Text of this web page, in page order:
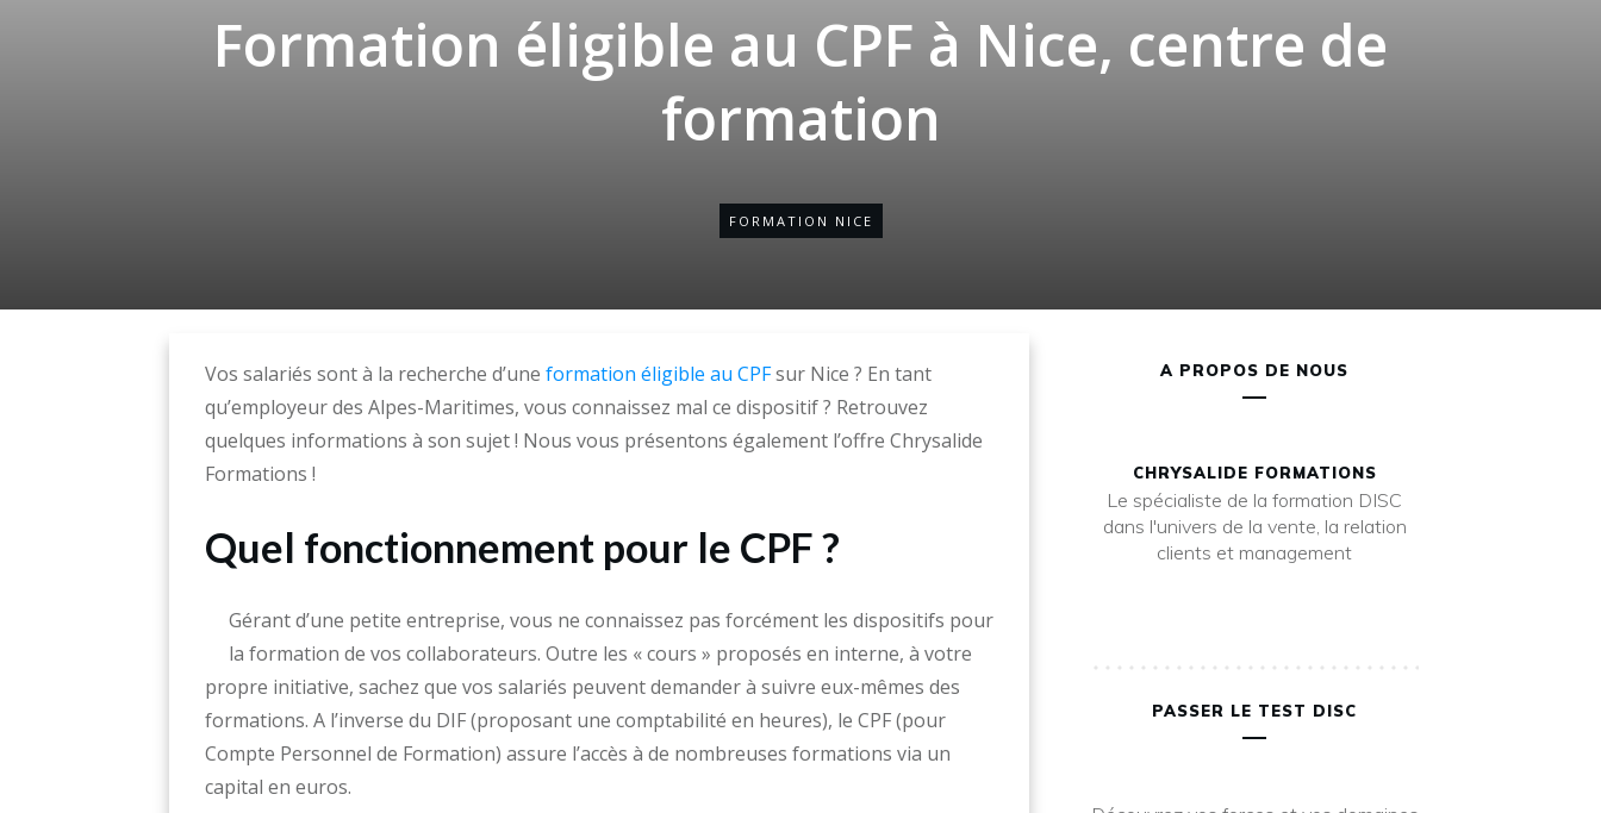
Formation éligible au CPF à Nice, centre de
formation
FORMATION NICE
Vos salariés sont à la recherche d’une formation éligible au CPFsur Nice ? En tant
qu’employeur des Alpes-Maritimes, vous connaissez mal ce dispositif ? Retrouvez
quelques informations à son sujet ! Nous vous présentons également l’offre Chrysalide
Formations !
Quel fonctionnement pour le CPF ?
Gérant d’une petite entreprise, vous ne connaissez pas forcément les dispositifs pour
la formation de vos collaborateurs. Outre les « cours » proposés en interne, à votre
propre initiative, sachez que vos salariés peuvent demander à suivre eux-mêmes des
formations. A l’inverse du DIF (proposant une comptabilité en heures), le CPF (pour
Compte Personnel de Formation) assure l’accès à de nombreuses formations via un
capital en euros.
A PROPOS DE NOUS
CHRYSALIDE FORMATIONS
Le spécialiste de la formation DISC
dans l'univers de la vente, la relation
clients et management
PASSER LE TEST DISC